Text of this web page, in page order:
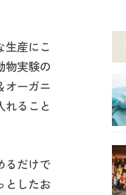
生産にこ
物実験の
オーガニ
れること
るだけで
としたお